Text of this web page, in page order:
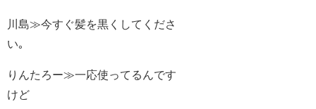
川島≫今すぐ髪を黒くしてくださ
い｡
りんたろー≫一応使ってるんです
けど